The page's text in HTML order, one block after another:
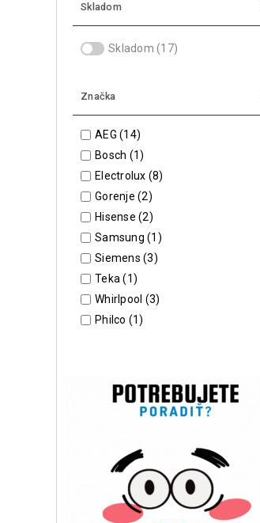
Skladom
Skladom (17)
Značka
AEG (14)
Bosch (1)
Electrolux (8)
Gorenje (2)
Hisense (2)
Samsung (1)
Siemens (3)
Teka (1)
Whirlpool (3)
Philco (1)